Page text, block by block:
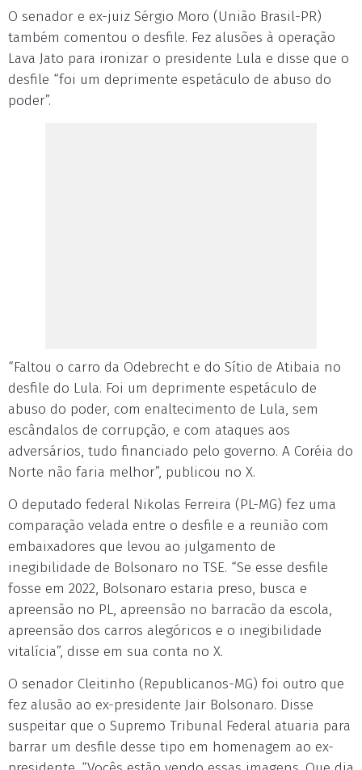
O senador e ex-juiz Sérgio Moro (União Brasil-PR)
também comentou o desfile. Fez alusões à operação
Lava Jato para ironizar o presidente Lula e disse que o
desfile “foi um deprimente espetáculo de abuso do
poder”.
“Faltou o carro da Odebrecht e do Sítio de Atibaia no
desfile do Lula. Foi um deprimente espetáculo de
abuso do poder, com enaltecimento de Lula, sem
escândalos de corrupção, e com ataques aos
adversários, tudo financiado pelo governo. A Coréia do
Norte não faria melhor”, publicou no X.
O deputado federal Nikolas Ferreira (PL-MG) fez uma
comparação velada entre o desfile e a reunião com
embaixadores que levou ao julgamento de
inegibilidade de Bolsonaro no TSE. “Se esse desfile
fosse em 2022, Bolsonaro estaria preso, busca e
apreensão no PL, apreensão no barracão da escola,
apreensão dos carros alegóricos e o inegibilidade
vitalícia”, disse em sua conta no X.
O senador Cleitinho (Republicanos-MG) foi outro que
fez alusão ao ex-presidente Jair Bolsonaro. Disse
suspeitar que o Supremo Tribunal Federal atuaria para
barrar um desfile desse tipo em homenagem ao ex-